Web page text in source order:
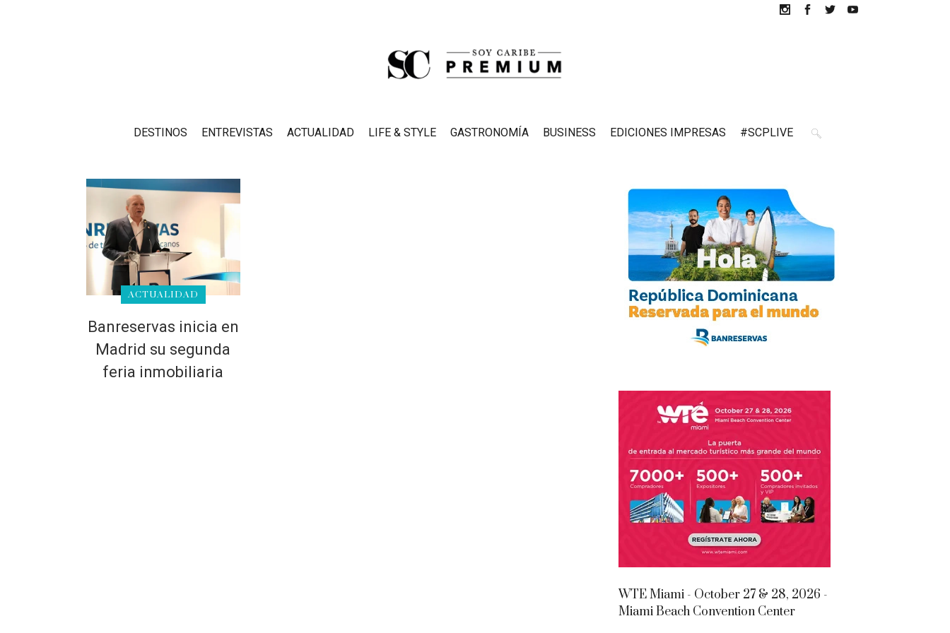
DESTINOS ENTREVISTAS ACTUALIDAD LIFE & STYLE GASTRONOMÍA BUSINESS EDICIONES IMPRESAS #SCPLIVE
ACTUALIDAD
Banreservas inicia en
Madrid su segunda
feria inmobiliaria
WTE Miami - October 27 & 28, 2026 -
Miami Beach Convention Center